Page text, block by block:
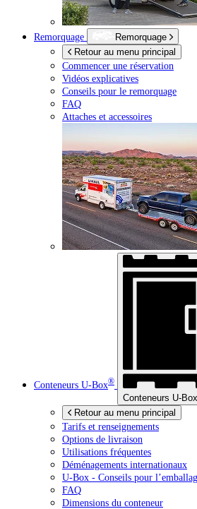
Remorquage
Remorquage
Retour au menu principal
Commencer une réservation
Vidéos explicatives
Conseils pour le remorquage
FAQ
Attaches et accessoires
Conteneurs U-Box®
Conteneurs U-Box
Retour au menu principal
Tarifs et renseignements
Options de livraison
Utilisations fréquentes
Déménagements internationaux
U-Box - Conseils pour
FAQ
Dimensions du conteneur